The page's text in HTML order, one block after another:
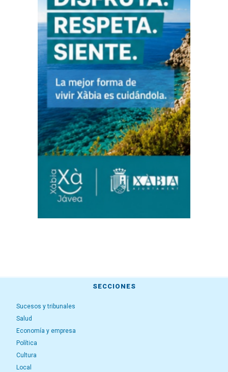
SECCIONES
Sucesos y tribunales
Salud
Economía y empresa
Política
Cultura
Local